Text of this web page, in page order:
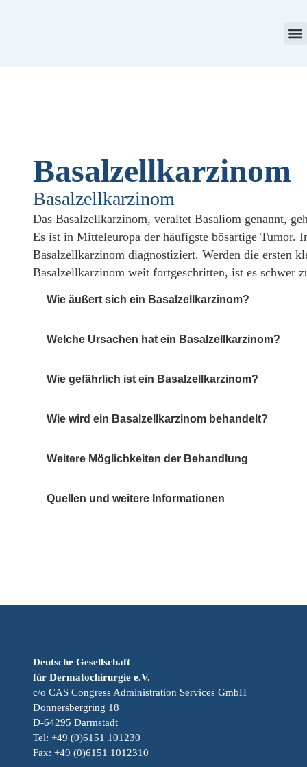
Basalzellkarzinom
Basalzellkarzinom
Das Basalzellkarzinom, veraltet Basaliom genannt,
Es ist in Mitteleuropa der häufigste bösartige Tumor.
Basalzellkarzinom diagnostiziert. Werden die ersten
Basalzellkarzinom weit fortgeschritten, ist es schwer
Wie äußert sich ein Basalzellkarzinom?
Welche Ursachen hat ein Basalzellkarzinom?
Wie gefährlich ist ein Basalzellkarzinom?
Wie wird ein Basalzellkarzinom behandelt?
Weitere Möglichkeiten der Behandlung
Quellen und weitere Informationen
Deutsche Gesellschaft
für Dermatochirurgie e.V.
c/o CAS Congress Administration Services GmbH
Donnersbergring 18
D-64295 Darmstadt
Tel: +49 (0)6151 101230
Fax: +49 (0)6151 1012310